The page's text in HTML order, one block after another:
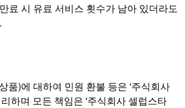
료 시 유료 서비스 횟수가 남아 있더라도
품)에 대하여 민원 환불 등은 '주식회사
하며 모든 책임은 '주식회사 셀럽스타